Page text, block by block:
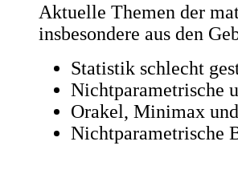
Aktuelle Themen der
insbesondere aus den
Statistik schlecht
Nichtparametrische
Orakel, Minimax
Nichtparametrische